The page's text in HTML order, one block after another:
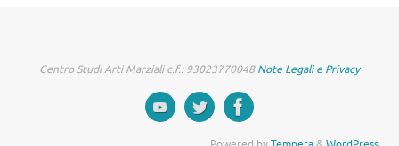
Centro Studi Arti Marziali c.f.: 93023770048Note Legali e Privacy